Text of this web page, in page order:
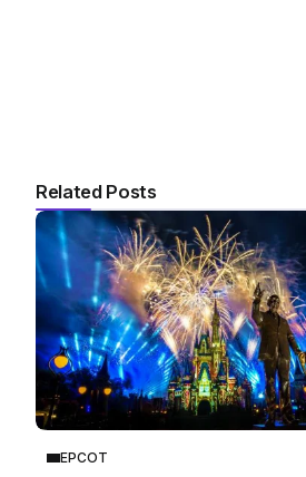
Related Posts
EPCOT